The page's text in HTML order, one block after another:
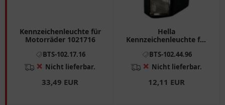
Kennzeichenleuchte für
Motorräder 1021716
BTS-102.17.16
❌ Nicht lieferbar.
33,49 EUR
Hella
Kennzeichenleuchte für
BTS-102.44.96
❌ Nicht lieferbar.
12,11 EUR